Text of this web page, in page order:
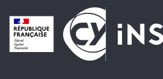
Pied de page